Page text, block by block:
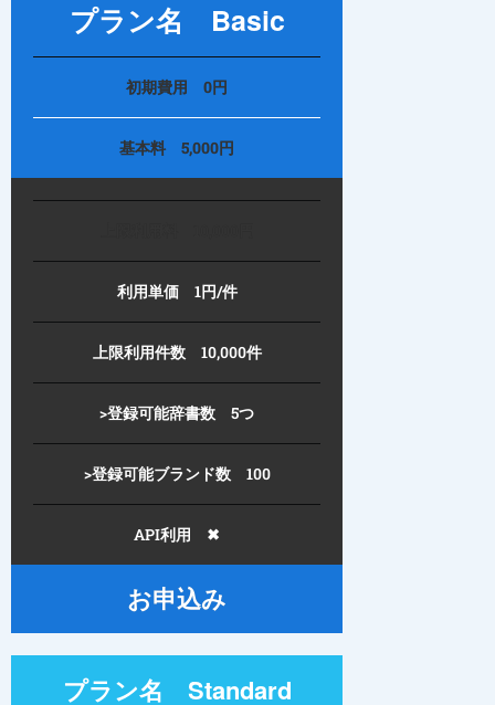
プラン名 Basic
初期費用 0円
基本料 5,000円
利用単価 1円/件
上限利用件数 10,000件
>登録可能辞書数 5つ
>登録可能ブランド数 100
API利用 ✖
お申込み
プラン名 Standard